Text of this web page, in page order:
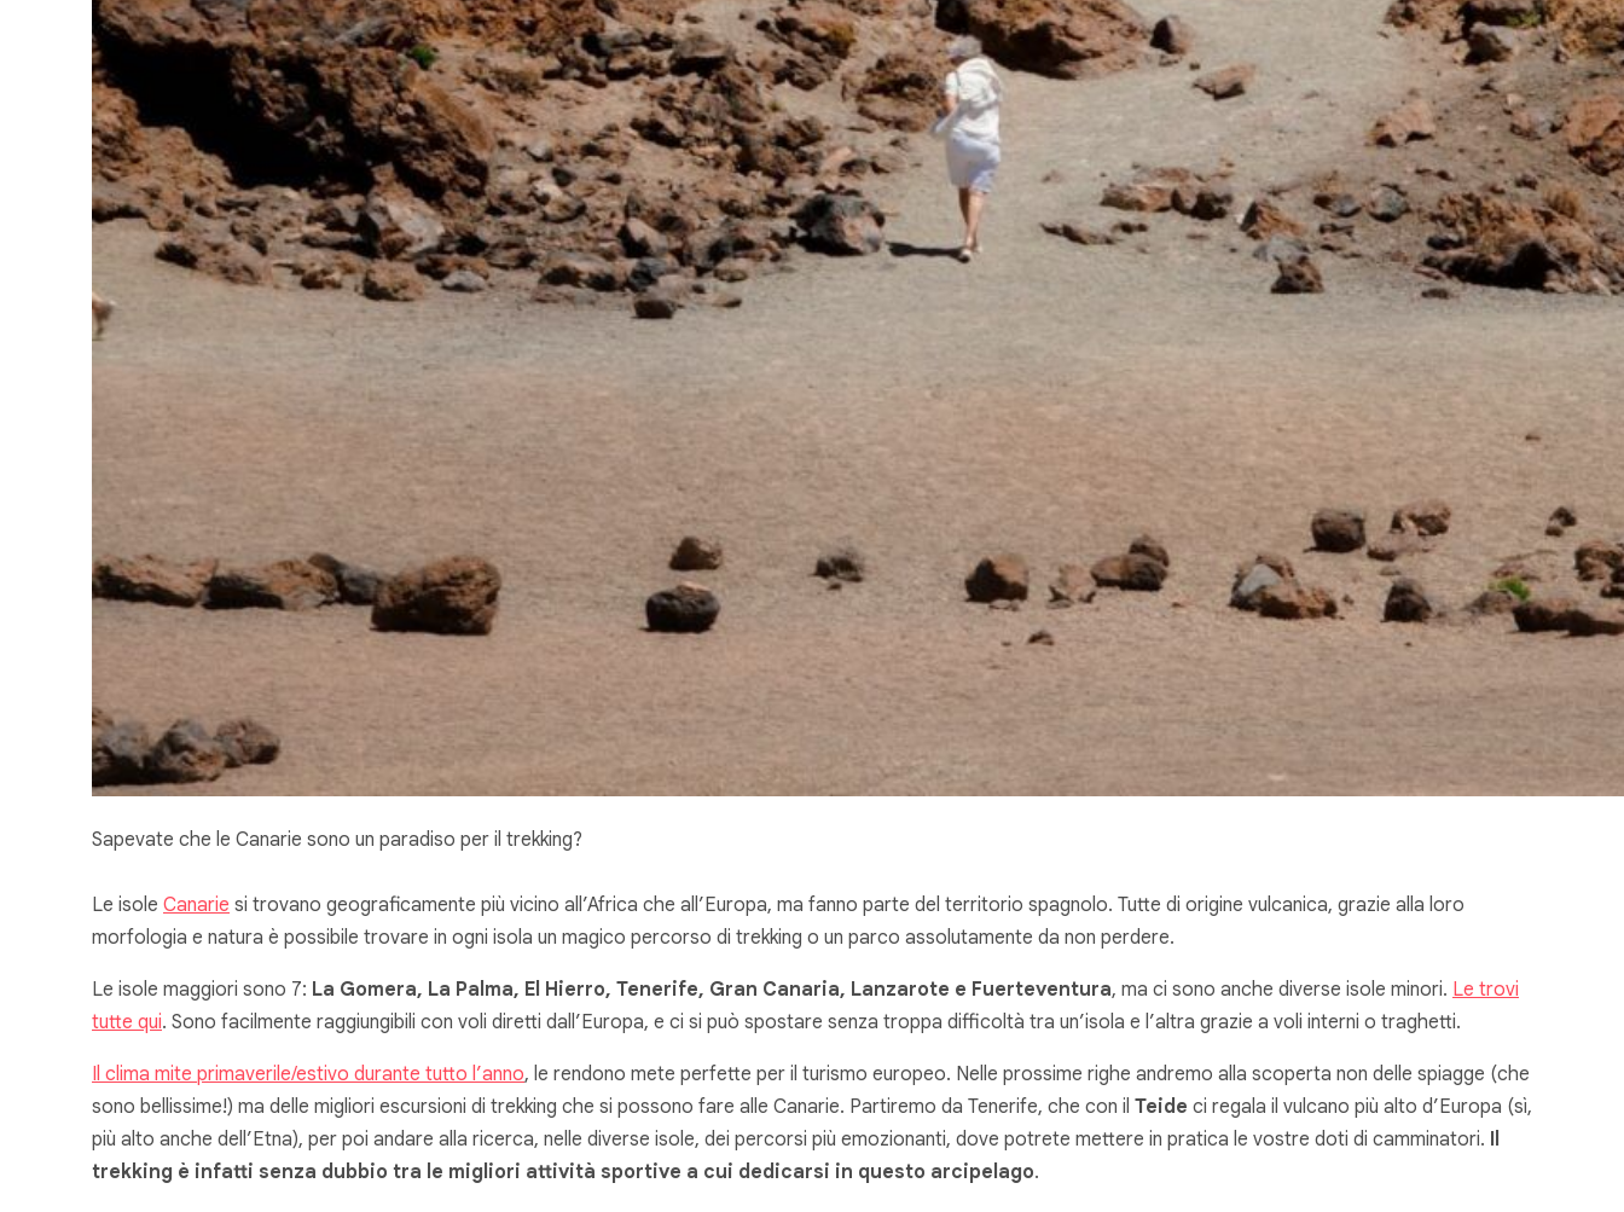
Sapevate che le Canarie sono un paradiso per il trekking?
Le isole Canarie si trovano geograficamente più vicino all’Africa che all’Europa, ma fanno parte del territorio spagnolo. Tutte di origine vulcanica, grazie alla loro
morfologia e natura è possibile trovare in ogni isola un magico percorso di trekking o un parco assolutamente da non perdere.
Le isole maggiori sono 7: La Gomera, La Palma, El Hierro, Tenerife, Gran Canaria, Lanzarote e Fuerteventura, ma ci sono anche diverse isole minori. Le trovi
tutte qui. Sono facilmente raggiungibili con voli diretti dall’Europa, e ci si può spostare senza troppa difficoltà tra un’isola e l’altra grazie a voli interni o traghetti.
Il clima mite primaverile/estivo durante tutto l’anno, le rendono mete perfette per il turismo europeo. Nelle prossime righe andremo alla scoperta non delle spiagge (che
sono bellissime!) ma delle migliori escursioni di trekking che si possono fare alle Canarie. Partiremo da Tenerife, che con il Teide ci regala il vulcano più alto d’Europa (sì,
più alto anche dell’Etna), per poi andare alla ricerca, nelle diverse isole, dei percorsi più emozionanti, dove potrete mettere in pratica le vostre doti di camminatori. Il
trekking è infatti senza dubbio tra le migliori attività sportive a cui dedicarsi in questo arcipelago.